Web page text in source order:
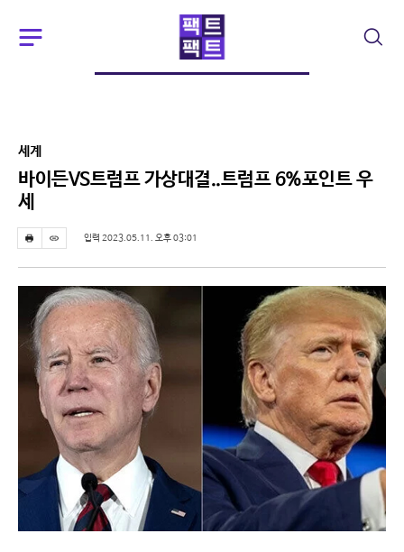
검
주
펼
치
기
세계
바이든VS트럼프 가상대결..트럼프 6%포인트 우
세
프
린
스
크
입력 2023.05.11. 오후 03:01